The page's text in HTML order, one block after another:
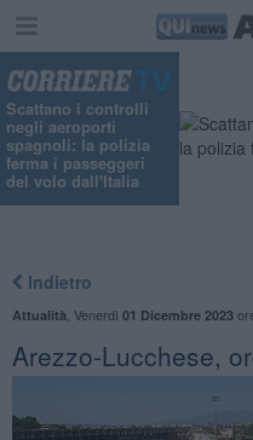
Scattano i controlli
negli aeroporti
spagnoli: la polizia
ferma i passeggeri
del volo dall'Italia
Indietro
Attualità Venerdì 01 Dicembre 2023
​Arezzo-Lucchese,